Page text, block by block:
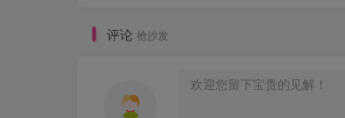
评论 抢沙发